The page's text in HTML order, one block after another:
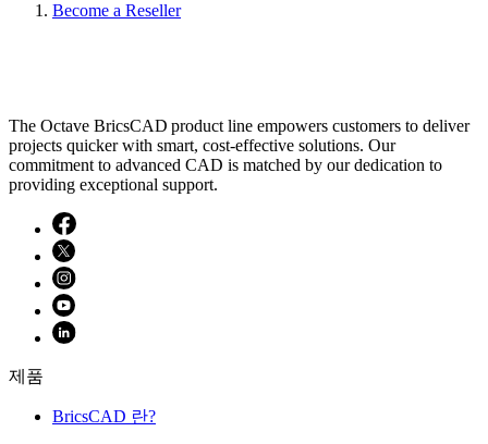
Become a Reseller
The Octave BricsCAD product line empowers customers to deliver
projects quicker with smart, cost-effective solutions. Our
commitment to advanced CAD is matched by our dedication to
providing exceptional support.
제품
BricsCAD 란?